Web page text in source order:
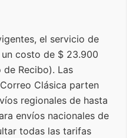
el servicio de
costo de $ 23.900
Recibo). Las
Clásica parten
regionales de hasta
envíos nacionales de
todas las tarifas